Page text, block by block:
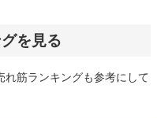
を見る
筋ランキングも参考にして